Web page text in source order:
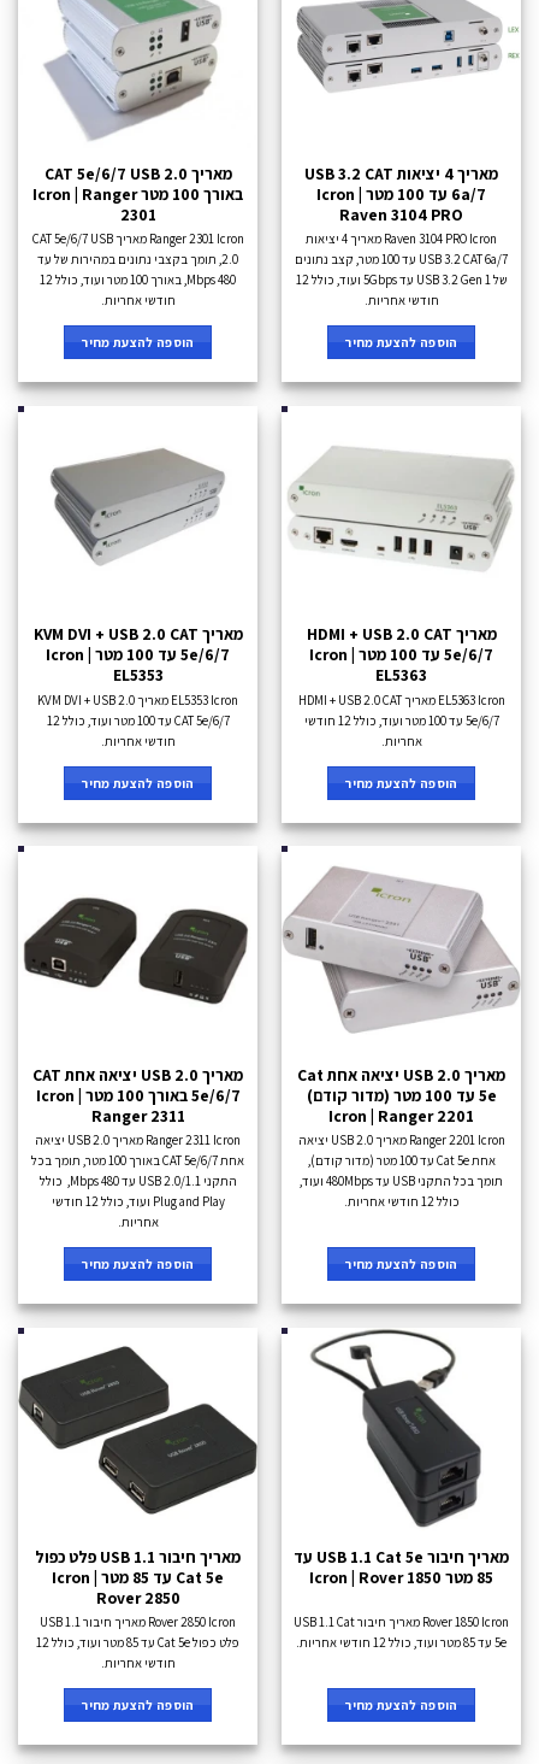
מאריך 4 יציאות USB 3.2 CAT
6a/7 עד 100 מטר Icron |
Raven 3104 PRO
Raven 3104 PRO Icron מאריך 4 יציאות
USB 3.2 CAT 6a/7 עד 100 מטר, קצב נתונים
של USB 3.2 Gen 1 עד 5Gbps ועוד, כולל 12
חודשי אחריות.
הוספה להצעת מחיר
מאריך CAT 5e/6/7 USB 2.0
באורך 100 מטר Icron | Ranger
2301
Ranger 2301 Icron מאריך CAT 5e/6/7 USB
2.0, תומך בקצבי נתונים במהירות של עד
480 Mbps, באורך 100 מטר ועוד, כולל 12
חודשי אחריות.
הוספה להצעת מחיר
מאריך HDMI + USB 2.0 CAT
5e/6/7 עד 100 מטר Icron |
EL5363
EL5363 Icron מאריך HDMI + USB 2.0 CAT
5e/6/7 עד 100 מטר ועוד, כולל 12 חודשי
אחריות.
הוספה להצעת מחיר
מאריך KVM DVI + USB 2.0 CAT
5e/6/7 עד 100 מטר Icron |
EL5353
EL5353 Icron מאריך KVM DVI + USB 2.0
CAT 5e/6/7 עד 100 מטר ועוד, כולל 12
חודשי אחריות.
הוספה להצעת מחיר
מאריך USB 2.0 יציאה אחת Cat
5e עד 100 מטר (מדור קודם)
Icron | Ranger 2201
Ranger 2201 Icron מאריך USB 2.0 יציאה
אחת Cat 5e עד 100 מטר (מדור קודם),
תומך בכל התקני USB עד 480Mbps ועוד,
כולל 12 חודשי אחריות.
הוספה להצעת מחיר
מאריך USB 2.0 יציאה אחת CAT
5e/6/7 באורך 100 מטר Icron |
Ranger 2311
Ranger 2311 Icron מאריך USB 2.0 יציאה
אחת CAT 5e/6/7 באורך 100 מטר, תומך בכל
התקני USB 2.0/1.1 עד 480 Mbps, כולל
Plug and Play ועוד, כולל 12 חודשי
אחריות.
הוספה להצעת מחיר
מאריך חיבור USB 1.1 Cat 5e עד
85 מטר Icron | Rover 1850
Rover 1850 Icron מאריך חיבור USB 1.1 Cat
5e עד 85 מטר ועוד, כולל 12 חודשי אחריות.
הוספה להצעת מחיר
מאריך חיבור USB 1.1 פלט כפול
Cat 5e עד 85 מטר Icron |
Rover 2850
Rover 2850 Icron מאריך חיבור USB 1.1
פלט כפול Cat 5e עד 85 מטר ועוד, כולל 12
חודשי אחריות.
הוספה להצעת מחיר